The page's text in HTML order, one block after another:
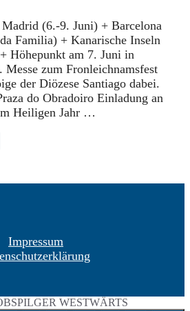
Madrid (6.-9. Juni) + Barcelona
Familia) + Kanarische Inseln
Höhepunkt am 7. Juni in
zum Fronleichnamsfest
der Diözese Santiago dabei.
do Obradoiro Einladung an
Heiligen Jahr …
Impressum
WESTWÄRTS